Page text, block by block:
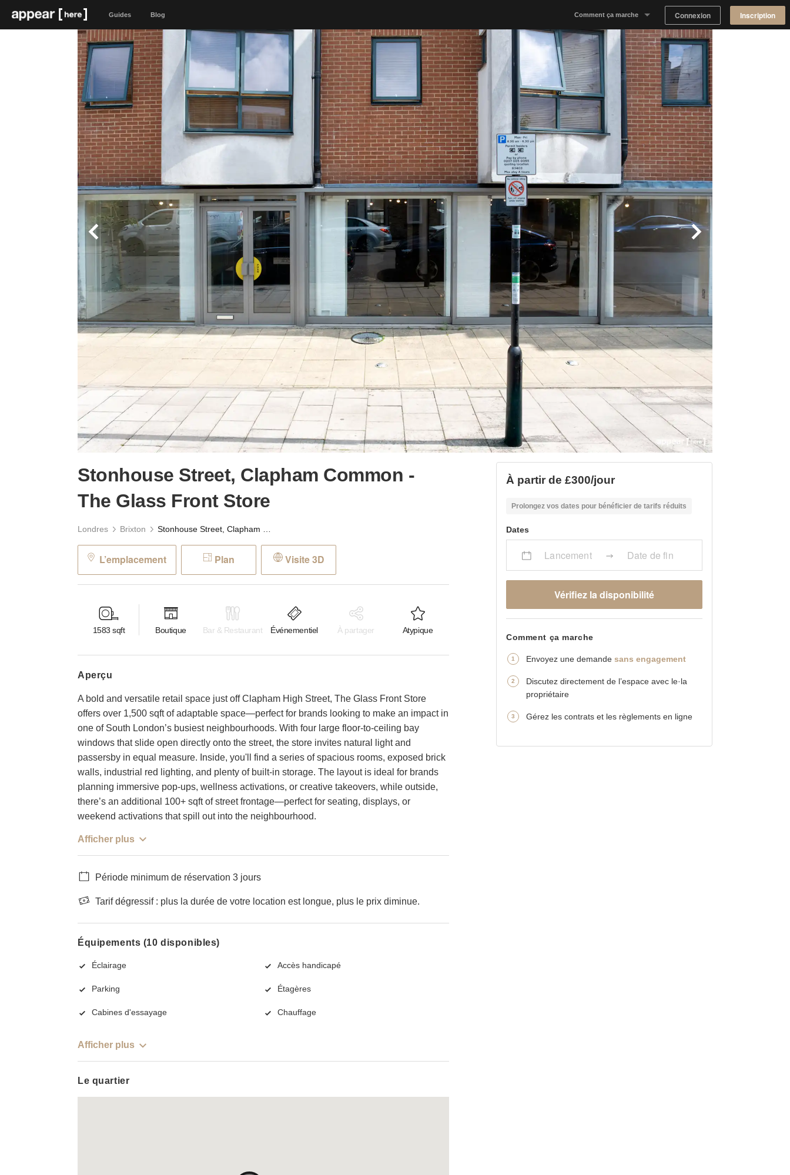
Guides Blog Comment ça marche
Notre concept
Proposer un espace
Trouver un espace
Tableau de Bord Propriétaire
Connexion Inscription
Stonhouse Street, Clapham Common -
The Glass Front Store
Londres Brixton
L’emplacement Plan Visite 3D
1583 sqft Boutique Bar & Restaurant Événementiel À partager Atypique
aperçu
A bold and versatile retail space just off Clapham High Street, The Glass Front Store
offers over 1,500 sqft of adaptable space—perfect for brands looking to make an impact in
one of South London’s busiest neighbourhoods. With four large floor-to-ceiling bay
windows that slide open directly onto the street, the store invites natural light and
passersby in equal measure. Inside, you'll find a series of spacious rooms, exposed brick
walls, industrial red lighting, and plenty of built-in storage. The layout is ideal for brands
planning immersive pop-ups, wellness activations, or creative takeovers, while outside,
there’s an additional 100+ sqft of street frontage—perfect for seating, displays, or
weekend activations that spill out into the neighbourhood.
Afficher plus
Période minimum de réservation 3 jours
Tarif dégressif : plus la durée de votre location est longue, plus le prix diminue.
Équipements (10 disponibles)
Éclairage Accès handicapé
Parking Étagères
Cabines d'essayage Chauffage
Afficher plus
Le quartier
À partir de £300/jour
Prolongez vos dates pour bénéficier de tarifs réduits
Dates
Lancement Date de fin
Vérifiez la disponibilité
Comment ça marche
Envoyez une demandesans engagement
Discutez directement de l’espace avec le·la
propriétaire
Gérez les contrats et les règlements en ligne